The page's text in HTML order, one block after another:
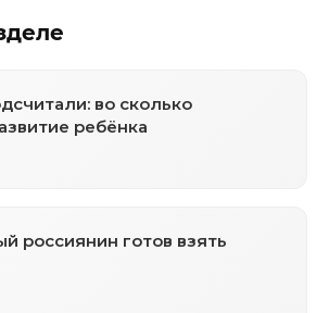
во сколько
ребёнка
россиянин готов взять